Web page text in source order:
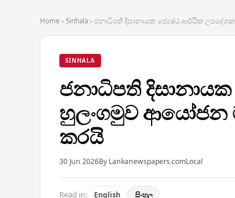
Home › Sinhala › ජනාධිපති දිසානායක ජ්‍යෙෂ්ඨ ආර්ථික
SINHALA
ජනාධිපති
හුලංගමුව ආයෝජන
කරයි
30 Jun 2026By Lankanewspapers.comLocal
Read in: English සිංහල